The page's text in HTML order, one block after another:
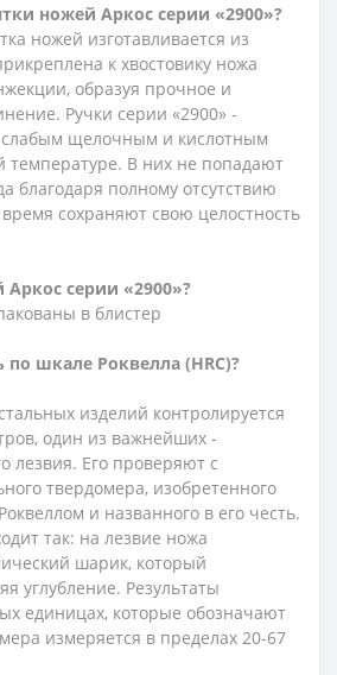
ножей Аркос серии «2900»?
ножей изготавливается из
к хвостовику ножа
образуя прочное и
Ручки серии «2900» -
слабым щелочным и кислотным
температуре. В них не попадают
благодаря полному отсутствию
сохраняют свою целостность
серии «2900»?
в блистер
по шкале Роквелла (HRC)?
изделий контролируется
один из важнейших -
лезвия. Его проверяют с
твердомера, изобретенного
и названного в его честь.
так: на лезвие ножа
шарик, который
углубление. Результаты
единицах, которые обозначают
измеряется в пределах 20-67